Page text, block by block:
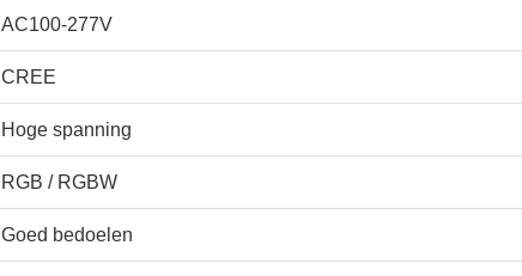
AC100-277V
CREE
Hoge spanning
RGB / RGBW
Goed bedoelen